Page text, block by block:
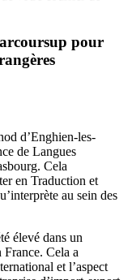
pour
d’Enghien-les-
de Langues
Cela
en Traduction et
au sein des
élevé dans un
Cela a
et l’aspect